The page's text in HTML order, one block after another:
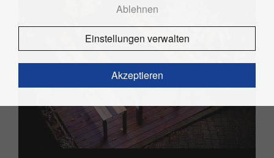
Ablehnen
Einstellungen verwalten
Akzeptieren